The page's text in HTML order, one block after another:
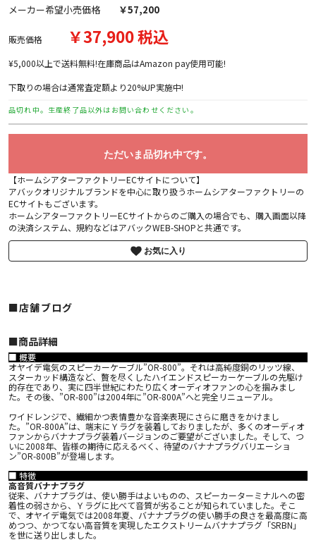
メーカー希望小売価格 ￥57,200
販売価格 ￥37,900 税込
¥5,000以上で送料無料!在庫商品はAmazon pay使用可能!
下取りの場合は通常査定額より20%UP実施中!
品切れ中。生産終了品以外はお問い合わせください。
ただいま品切れ中です。
【ホームシアターファクトリーECサイトについて】
アバックオリジナルブランドを中心に取り扱うホームシアターファクトリーの
ECサイトもございます。
ホームシアターファクトリーECサイトからのご購入の場合でも、購入画面以降
の決済システム、規約などはアバックWEB-SHOPと共通です。
お気に入り
■店舗ブログ
■︎商品詳細
■ 概要
オヤイデ電気のスピーカーケーブル”OR-800”。それは高純度銅のリッツ線、
スターカッド構造など、贅を尽くしたハイエンドスピーカーケーブルの先駆け
的存在であり、実に四半世紀にわたり広くオーディオファンの心を掴みまし
た。その後、”OR-800”は2004年に”OR-800A”へと完全リニューアル。
ワイドレンジで、繊細かつ表情豊かな音楽表現にさらに磨きをかけまし
た。”OR-800A”は、端末にＹラグを装着しておりましたが、多くのオーディオ
ファンからバナナプラグ装着バージョンのご要望がございました。そして、つ
いに2008年、皆様の期待に応えるべく、待望のバナナプラグバリエーショ
ン”OR-800B”が登場します。
■ 特徴
高音質バナナプラグ
従来、バナナプラグは、使い勝手はよいものの、スピーカーターミナルへの密
着性の弱さから、Ｙラグに比べて音質が劣ることが知られていました。そこ
で、オヤイデ電気では2008年夏、バナナプラグの使い勝手の良さを最高度に高
めつつ、かつてない高音質を実現したエクストリームバナナプラグ「SRBN」
を世に送り出しました。